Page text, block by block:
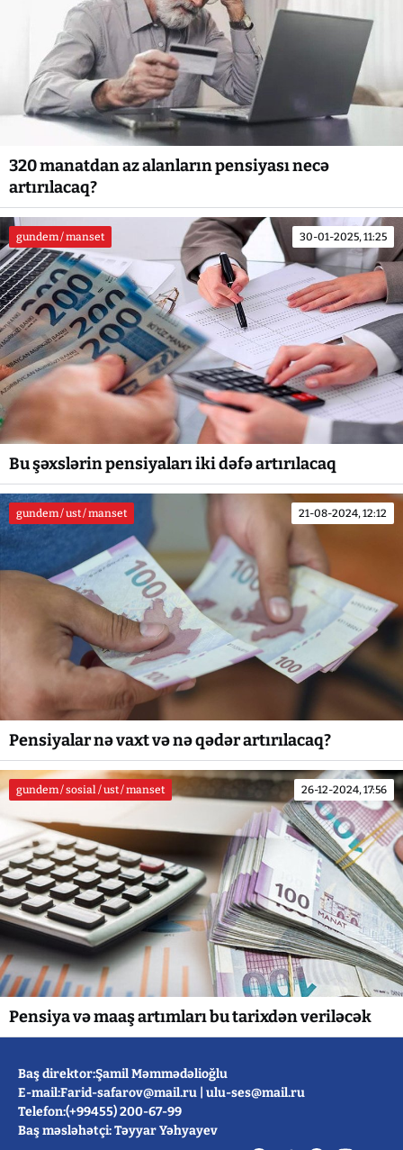
320 manatdan az alanların pensiyası necə
artırılacaq?
gundem / manset 30-01-2025, 11:25
Bu şəxslərin pensiyaları iki dəfə artırılacaq
gundem / ust / manset 21-08-2024, 12:12
Pensiyalar nə vaxt və nə qədər artırılacaq?
gundem / sosial / ust / manset 26-12-2024, 17:56
Pensiya və maaş artımları bu tarixdən veriləcək
Baş direktor:Şamil Məmmədəlioğlu
E-mail:Farid-safarov@mail.ru ulu-ses@mail.ru
Telefon:(+99455) 200-67-99
Baş məsləhətçi: Təyyar Yəhyayev